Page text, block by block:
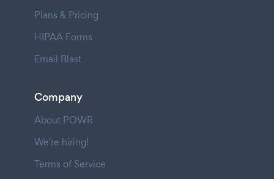
Plans & Pricing
HIPAA Forms
Email Blast
Company
About POWR
We're hiring!
Terms of Service